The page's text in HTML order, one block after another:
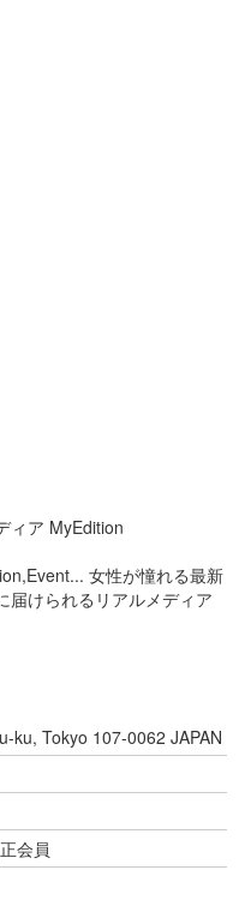
ィア MyEdition
女性が憧れる最新
届けられるリアルメディア
ku, Tokyo 107-0062 JAPAN
会員